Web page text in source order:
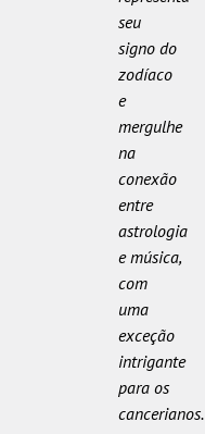
seu
signo do
zodíaco
e
mergulhe
na
conexão
entre
astrologia
e música,
com
uma
exceção
intrigante
para os
cancerianos.